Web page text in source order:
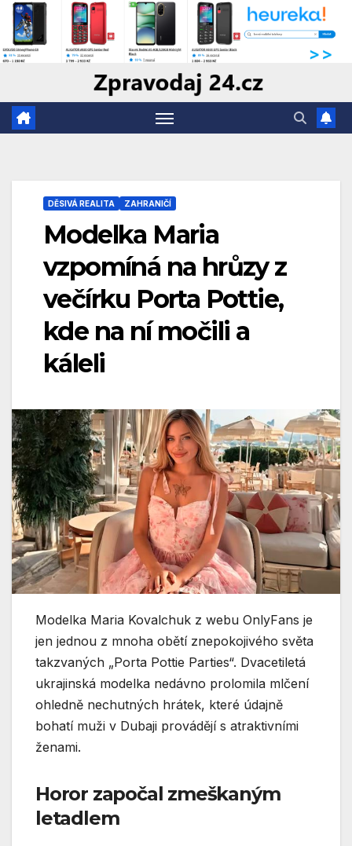
content
DĚSIVÁ REALITA ZAHRANIČÍ
Modelka Maria
vzpomíná na hrůzy z
večírku Porta Pottie,
kde na ní močili a
káleli
Modelka Maria Kovalchuk z webu OnlyFans je
jen jednou z mnoha obětí znepokojivého světa
takzvaných „Porta Pottie Parties“. Dvacetiletá
ukrajinská modelka nedávno prolomila mlčení
ohledně nechutných hrátek, které údajně
bohatí muži v Dubaji provádějí s atraktivními
ženami.
Horor započal zmeškaným
letadlem